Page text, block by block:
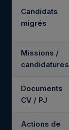
Candidats
migrés
Missions /
candidatures
Documents
CV / PJ
Actions de